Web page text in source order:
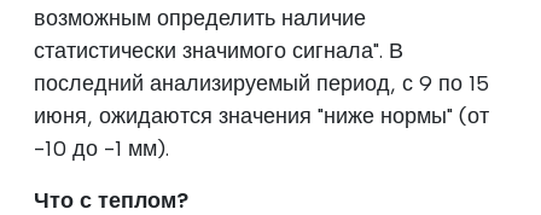
возможным определить наличие
статистически значимого сигнала". В
последний анализируемый период, с 9 по 15
июня, ожидаются значения "ниже нормы" (от
-10 до -1 мм).
Что с теплом?